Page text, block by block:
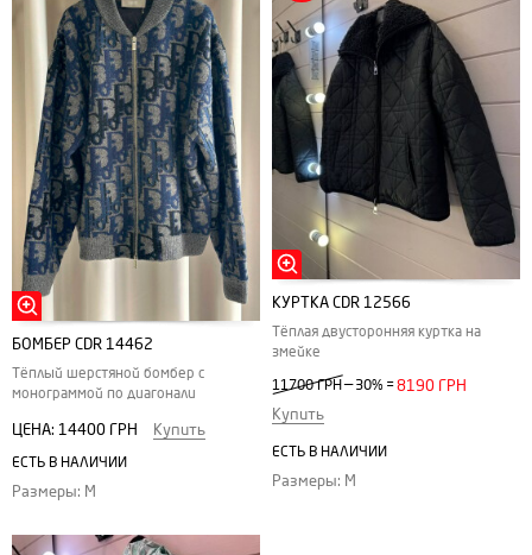
БОМБЕР CDR 14462
Тёплый шерстяной бомбер с
монограммой по диагонали
ЦЕНА: 14400 ГРН Купить
ЕСТЬ В НАЛИЧИИ
Размеры: M
КУРТКА CDR 12566
Тёплая двусторонняя куртка на
змейке
11700 ГРН — 30% =8190 ГРН
Купить
ЕСТЬ В НАЛИЧИИ
Размеры: M